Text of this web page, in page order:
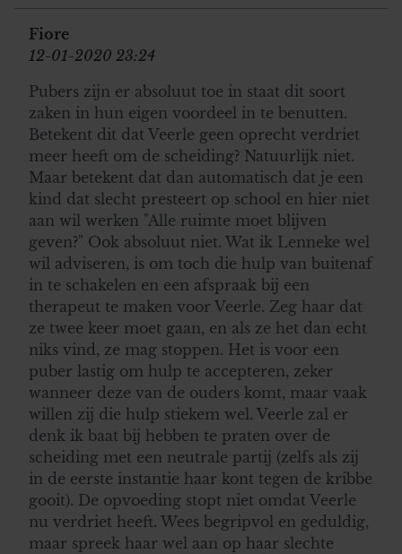
Fiore
12-01-2020 23:24
Pubers zijn er absoluut toe in staat dit soort
zaken in hun eigen voordeel in te benutten.
Betekent dit dat Veerle geen oprecht verdriet
meer heeft om de scheiding? Natuurlijk niet.
Maar betekent dat dan automatisch dat je een
kind dat slecht presteert op school en hier niet
aan wil werken "Alle ruimte moet blijven
geven?" Ook absoluut niet. Wat ik Lenneke wel
wil adviseren, is om toch die hulp van buitenaf
in te schakelen en een afspraak bij een
therapeut te maken voor Veerle. Zeg haar dat
ze twee keer moet gaan, en als ze het dan echt
niks vind, ze mag stoppen. Het is voor een
puber lastig om hulp te accepteren, zeker
wanneer deze van de ouders komt, maar vaak
willen zij die hulp stiekem wel. Veerle zal er
denk ik baat bij hebben te praten over de
scheiding met een neutrale partij (zelfs als zij
in de eerste instantie haar kont tegen de kribbe
gooit). De opvoeding stopt niet omdat Veerle
nu verdriet heeft. Wees begripvol en geduldig,
maar spreek haar wel aan op haar slechte